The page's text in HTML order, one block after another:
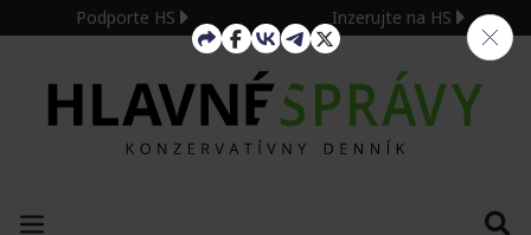
Podporte HS Inzerujte na HS